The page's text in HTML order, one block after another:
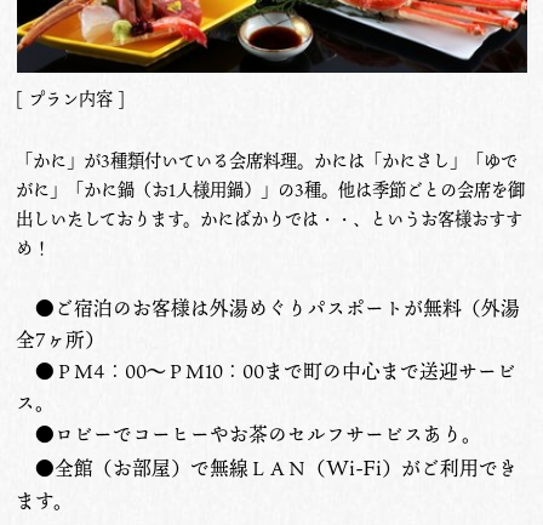
[ プラン内容 ]
「かに」が3種類付いている会席料理。かには「かにさし」「ゆで
がに」「かに鍋（お1人様用鍋）」の3種。他は季節ごとの会席を御
出しいたしております。かにばかりでは・・、というお客様おすす
め！
●ご宿泊のお客様は外湯めぐりパスポートが無料（外湯
全7ヶ所）
●ＰＭ4：00〜ＰＭ10：00まで町の中心まで送迎サービ
ス。
●ロビーでコーヒーやお茶のセルフサービスあり。
●全館（お部屋）で無線ＬＡＮ（Wi-Fi）がご利用でき
ます。